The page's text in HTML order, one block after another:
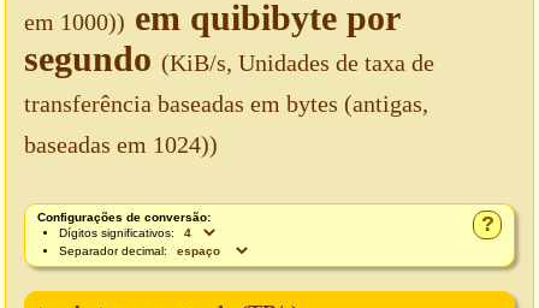
em 1000)) em quibibyte por
segundo (KiB/s, Unidades de taxa de
transferência baseadas em bytes (antigas,
baseadas em 1024))
?
Configurações de conversão:
Dígitos significativos:
Separador decimal: